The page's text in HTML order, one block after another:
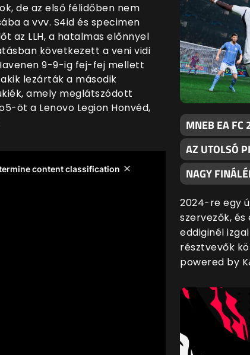
de az első félidőben nem
a vvv. S4id és specimen
az LLH, a hatalmas előnnyel
következett a veni vidi
9-9-ig fej-fej mellett
lezárták a második
amely meglátszódott
öt a Lenovo Legion Honvéd,
MNEB EA FC
AZ UTOLSÓ
NAGY
2024-re egy
szervezők,
eddiginél
résztvevők
powered by